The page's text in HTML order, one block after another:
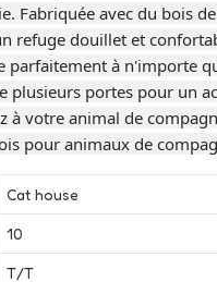
Fabriquée avec du bois
refuge douillet et
parfaitement à n'importe
plusieurs portes pour un
à votre animal de
pour animaux de
Cat house
10
T/T